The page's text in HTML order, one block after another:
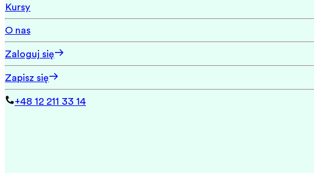
Kursy
O nas
Zaloguj się
Zapisz się
+48 12 211 33 14